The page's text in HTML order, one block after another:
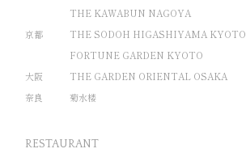
THE KAWABUN NAGOYA
京都
THE SODOH HIGASHIYAMA KYOTO
FORTUNE GARDEN KYOTO
大阪
THE GARDEN ORIENTAL OSAKA
奈良
菊水楼
RESTAURANT